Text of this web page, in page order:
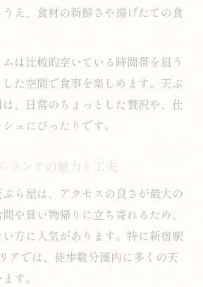
え、食材の新鮮さや揚げたての食
は比較的空いている時間帯を狙う
た空間で食事を楽しめます。天ぷ
、日常のちょっとした贅沢や、仕
ュにぴったりです。
ランチの魅力と工夫
ら屋は、アクセスの良さが最大の
や買い物帰りに立ち寄れるため、
方に人気があります。特に新宿駅
アでは、徒歩数分圏内に多くの天
す。